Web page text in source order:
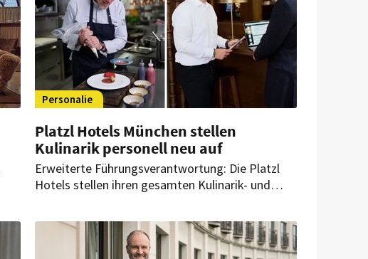
Personalie
Platzl Hotels München stellen
Kulinarik personell neu auf
Erweiterte Führungsverantwortung: Die Platzl
Hotels stellen ihren gesamten Kulinarik- und
bündeln die Verantwortung künftig klar im
Fachbereich.